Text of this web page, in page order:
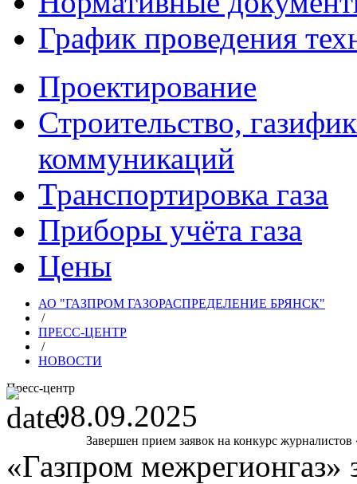
График проведения
Проектирование
Строительство,
коммуникаций
Транспортировка газа
Приборы учёта газа
Цены
АО "ГАЗПРОМ ГАЗОРАСПРЕДЕЛЕНИЕ БРЯНСК"
/
ПРЕСС-ЦЕНТР
/
НОВОСТИ
Пресс-центр
08.09.2025
Завершен прием заявок на конкурс
«Газпром межрегионгаз»